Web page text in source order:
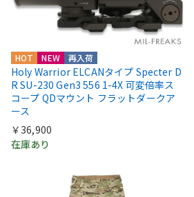
HOT NEW 再入荷
Holy Warrior ELCANタイプ Specter D
R SU-230 Gen3 556 1-4X 可変倍率ス
コープ QDマウント フラットダークア
ース
￥36,900
在庫あり